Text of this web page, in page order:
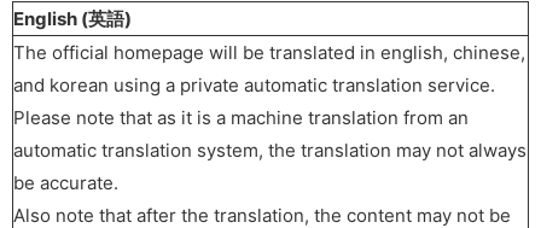
English (英語)
The official homepage will be translated in english, chinese,
and korean using a private automatic translation service.
Please note that as it is a machine translation from an
automatic translation system, the translation may not always
be accurate.
Also note that after the translation, the content may not be